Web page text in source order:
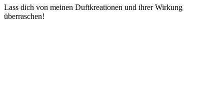
Lass dich von meinen Duftkreationen und ihrer Wirkung
überraschen!